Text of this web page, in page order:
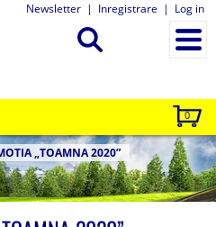
Newsletter | Inregistrare | Log in
0
„TOAMNA 2020”